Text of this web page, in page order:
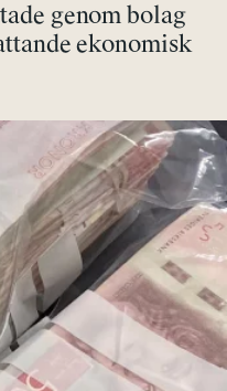
genom bolag
ekonomisk